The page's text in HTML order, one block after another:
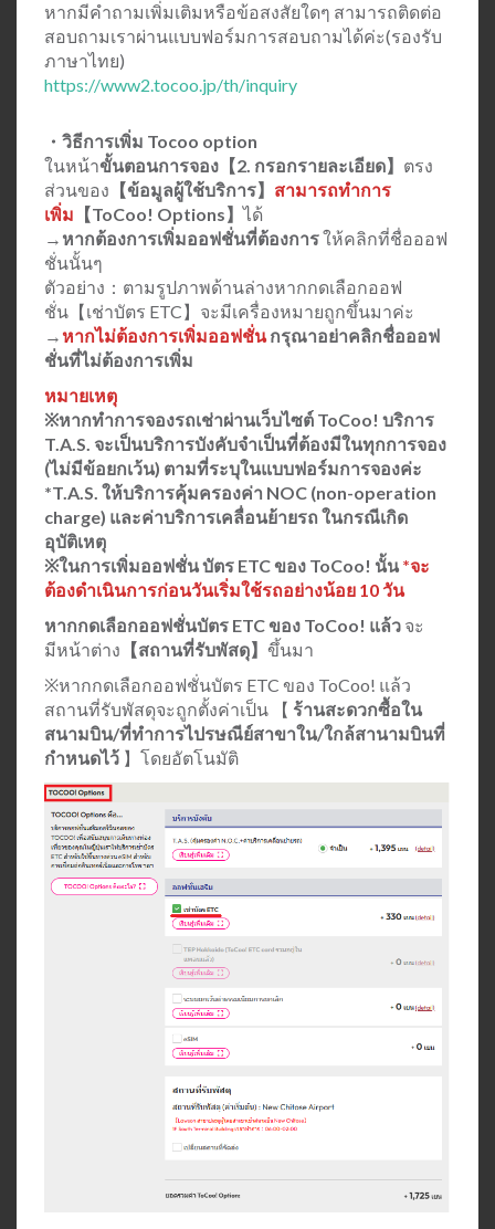
หากมีคำถามเพิ่มเติมหรือข้อสงสัยใดๆ สามารถติดต่อ
สอบถามเราผ่านแบบฟอร์มการสอบถามได้ค่ะ(รองรับ
ภาษาไทย)
https://www2.tocoo.jp/th/inquiry
・วิธีการเพิ่ม Tocoo option
ในหน้าขั้นตอนการจอง【2. กรอกรายละเอียด】 ตรง
ส่วนของ 【ข้อมูลผู้ใช้บริการ】 สามารถทำการ
เพิ่ม 【ToCoo! Options】ได้
→ หากต้องการเพิ่มออฟชั่นที่ต้องการให้คลิกที่ชื่อออฟ
ชั่นนั้นๆ
ตัวอย่าง：ตามรูปภาพด้านล่างหากกดเลือกออฟ
ชั่น【เช่าบัตร ETC】จะมีเครื่องหมายถูกขึ้นมาค่ะ
→ หากไม่ต้องการเพิ่มออฟชั่นกรุณาอย่าคลิกชื่อออฟ
ชั่นที่ไม่ต้องการเพิ่ม
หมายเหตุ
※หากทำการจองรถเช่าผ่านเว็บไซต์ ToCoo! บริการ
T.A.S. จะเป็นบริการบังคับจำเป็นที่ต้องมีในทุกการจอง
(ไม่มีข้อยกเว้น) ตามที่ระบุในแบบฟอร์มการจองค่ะ
*T.A.S. ให้บริการคุ้มครองค่า NOC (non-operation
charge) และค่าบริการเคลื่อนย้ายรถ ในกรณีเกิด
อุบัติเหตุ
※ในการเพิ่มออฟชั่น บัตร ETC ของ ToCoo! นั้น*จะ
ต้องดำเนินการก่อนวันเริ่มใช้รถอย่างน้อย 10 วัน
หากกดเลือกออฟชั่นบัตร ETC ของ ToCoo! แล้ว จะ
มีหน้าต่าง 【สถานที่รับพัสดุ】 ขึ้นมา
※หากกดเลือกออฟชั่นบัตร ETC ของ ToCoo! แล้ว
สถานที่รับพัสดุจะถูกตั้งค่าเป็น 【 ร้านสะดวกซื้อใน
สนามบิน/ที่ทำการไปรษณีย์สาขาใน/ใกล้สานามบินที่
กำหนดไว้ 】โดยอัตโนมัติ